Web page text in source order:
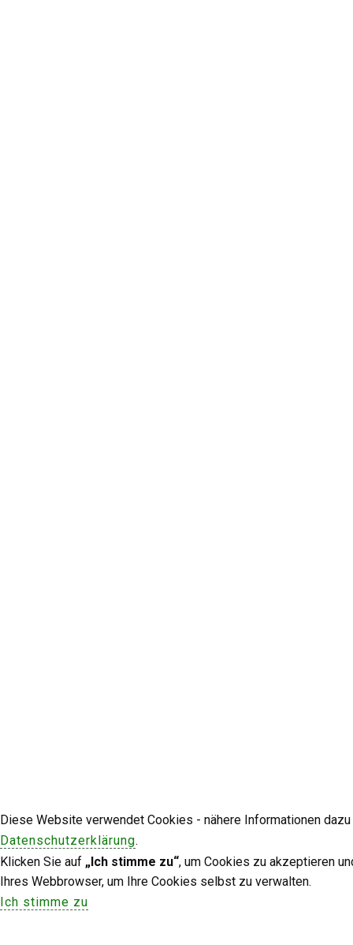
Diese Website verwendet Cookies - nähere Informationen
Datenschutzerklärung.
Klicken Sie auf „Ich stimme zu“, um Cookies zu akzeptieren
Ihres Webbrowser, um Ihre Cookies selbst zu verwalten.
Ich stimme zu